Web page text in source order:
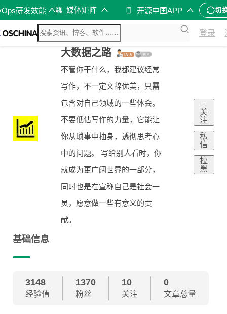
研发效能 媒体矩阵 开源中国APP 切
登录
大数据之路
不管你干什么，我都建议经常
写作，不一定文辞优美，只需
包含对自己领域的一些体会。
不要低估写作的力量，它能让
你从琐事中抽身，透彻思考心
中的问题。 写给别人看时，你
就成为更广阔世界的一部分，
同时也是在宣称自己是社会一
员，愿意做一些有意义的贡
献。
+
关
注
私
信
拉
黑
基础信息
3148
经验值
1370
粉丝
10
关注
0
文章总量